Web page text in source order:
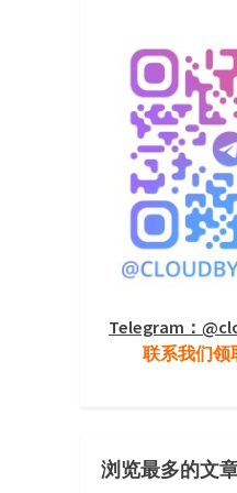
Telegram：
联系我们领
浏览最多的文